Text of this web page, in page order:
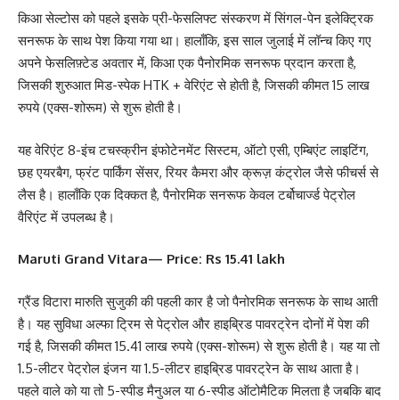
किआ सेल्टोस को पहले इसके प्री-फेसलिफ्ट संस्करण में सिंगल-पेन इलेक्ट्रिक
सनरूफ के साथ पेश किया गया था। हालाँकि, इस साल जुलाई में लॉन्च किए गए
अपने फेसलिफ़्टेड अवतार में, किआ एक पैनोरमिक सनरूफ प्रदान करता है,
जिसकी शुरुआत मिड-स्पेक HTK + वेरिएंट से होती है, जिसकी कीमत 15 लाख
रुपये (एक्स-शोरूम) से शुरू होती है।
यह वेरिएंट 8-इंच टचस्क्रीन इंफोटेनमेंट सिस्टम, ऑटो एसी, एम्बिएंट लाइटिंग,
छह एयरबैग, फ्रंट पार्किंग सेंसर, रियर कैमरा और क्रूज़ कंट्रोल जैसे फीचर्स से
लैस है। हालाँकि एक दिक्कत है, पैनोरमिक सनरूफ केवल टर्बोचार्ज्ड पेट्रोल
वैरिएंट में उपलब्ध है।
Maruti Grand Vitara— Price: Rs 15.41 lakh
ग्रैंड विटारा मारुति सुजुकी की पहली कार है जो पैनोरमिक सनरूफ के साथ आती
है। यह सुविधा अल्फा ट्रिम से पेट्रोल और हाइब्रिड पावरट्रेन दोनों में पेश की
गई है, जिसकी कीमत 15.41 लाख रुपये (एक्स-शोरूम) से शुरू होती है। यह या तो
1.5-लीटर पेट्रोल इंजन या 1.5-लीटर हाइब्रिड पावरट्रेन के साथ आता है।
पहले वाले को या तो 5-स्पीड मैनुअल या 6-स्पीड ऑटोमैटिक मिलता है जबकि बाद